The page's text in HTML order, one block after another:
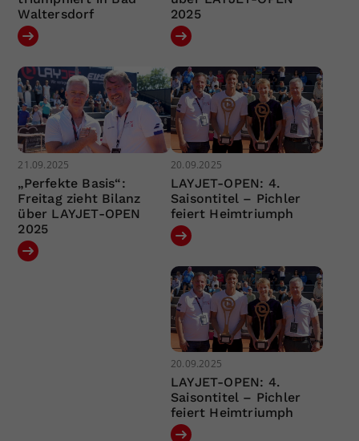
Waltersdorf
2025
21.09.2025
„Perfekte Basis“:
Freitag zieht Bilanz
über LAYJET-OPEN
2025
20.09.2025
LAYJET-OPEN: 4.
Saisontitel – Pichler
feiert Heimtriumph
20.09.2025
LAYJET-OPEN: 4.
Saisontitel – Pichler
feiert Heimtriumph